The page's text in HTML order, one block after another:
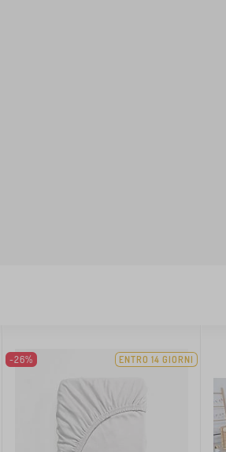
-26% ENTRO 14 GIORNI